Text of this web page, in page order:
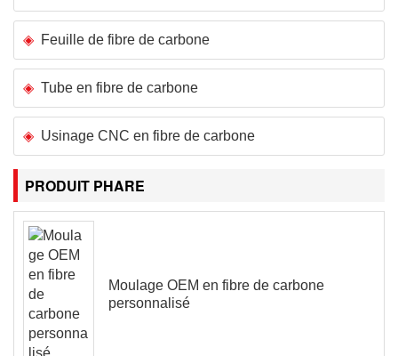
Feuille de fibre de carbone
Tube en fibre de carbone
Usinage CNC en fibre de carbone
PRODUIT PHARE
Moulage OEM en fibre de carbone
personnalisé